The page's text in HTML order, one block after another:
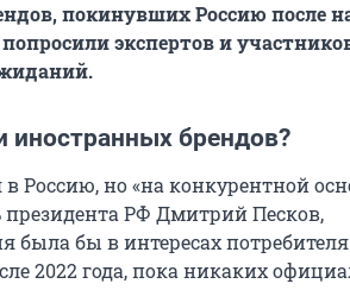
покинувших Россию после
попросили экспертов и
иностранных брендов?
Россию, но «на конкурентной
президента РФ Дмитрий Песков,
была бы в интересах
2022 года, пока никаких